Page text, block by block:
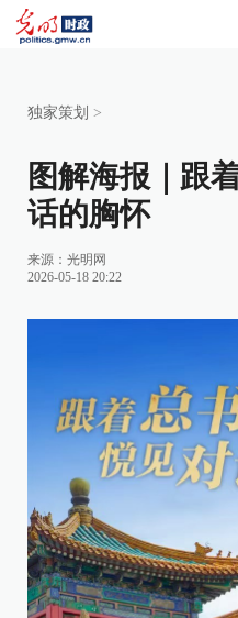
独家策划 >
图解海报｜跟
话的胸怀
来源： 光明网
2026-05-18 20:22